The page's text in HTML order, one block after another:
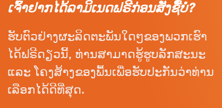
ເຈົ້າຢາກໄດ້ລາມິເນດຟຣີກ່ອນສັ່ງຊື້ບໍ?
ຮັບຕົວຢ່າງຜະລິດຕະພັນໃດໆຂອງພວກເຮົາ
ໄດ້ຟຣີດຽວນີ້, ທ່ານສາມາດຮູ້ຮູບລັກສະນະ
ແລະ ໂຄງສ້າງຂອງພື້ນເພື່ອຮັບປະກັນວ່າທ່ານ
ເລືອກໄດ້ດີທີ່ສຸດ.